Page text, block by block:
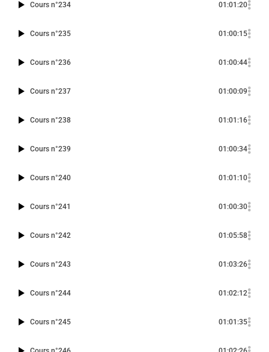
Cours n°234 01:01:20
Cours n°235 01:00:15
Cours n°236 01:00:44
Cours n°237 01:00:09
Cours n°238 01:01:16
Cours n°239 01:00:34
Cours n°240 01:01:10
Cours n°241 01:00:30
Cours n°242 01:05:58
Cours n°243 01:03:26
Cours n°244 01:02:12
Cours n°245 01:01:35